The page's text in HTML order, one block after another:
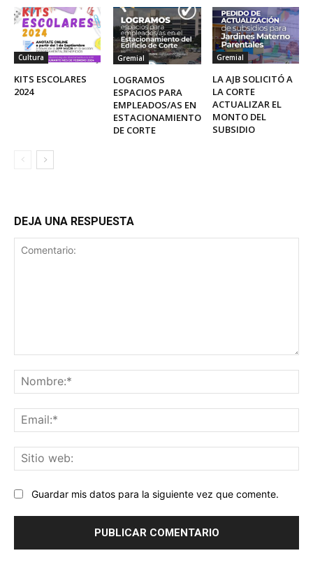
Cultura
KITS ESCOLARES
2024
Gremial
LOGRAMOS
ESPACIOS PARA
EMPLEADOS/AS EN
ESTACIONAMIENTO
DE CORTE
Gremial
LA AJB SOLICITÓ A
LA CORTE
ACTUALIZAR EL
MONTO DEL
SUBSIDIO
DEJA UNA RESPUESTA
Guardar mis datos para la siguiente vez que comente.